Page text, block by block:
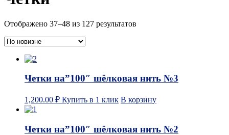
Отображено 37–48 из 127 результатов
Четки на”100″ шёлковая нить №3
1,200.00 ₽ Купить в 1 клик В корзину
Четки на”100″ шёлковая нить №2